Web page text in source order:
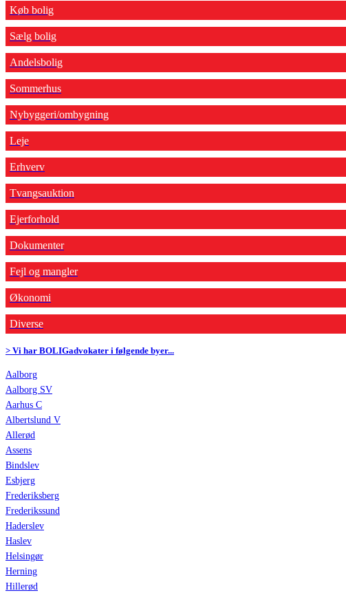
Køb bolig
Sælg bolig
Andelsbolig
Sommerhus
Nybyggeri/ombygning
Leje
Erhverv
Tvangsauktion
Ejerforhold
Dokumenter
Fejl og mangler
Økonomi
Diverse
> Vi har BOLIGadvokater i følgende byer...
Aalborg
Aalborg SV
Aarhus C
Albertslund V
Allerød
Assens
Bindslev
Esbjerg
Frederiksberg
Frederikssund
Haderslev
Haslev
Helsingør
Herning
Hillerød